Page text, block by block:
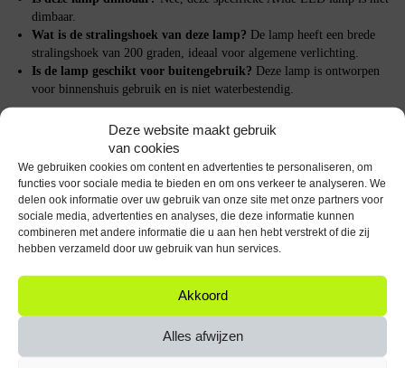
Deze website maakt gebruik
van cookies
We gebruiken cookies om content en advertenties te personaliseren, om
functies voor sociale media te bieden en om ons verkeer te analyseren. We
delen ook informatie over uw gebruik van onze site met onze partners voor
sociale media, advertenties en analyses, die deze informatie kunnen
combineren met andere informatie die u aan hen hebt verstrekt of die zij
hebben verzameld door uw gebruik van hun services.
Akkoord
Alles afwijzen
dimbaar.
Wat is de stralingshoek van deze lamp? De lamp heeft een brede
stralingshoek van 200 graden, ideaal voor algemene verlichting.
Is de lamp geschikt voor buitengebruik? Deze lamp is ontworpen
voor binnenshuis gebruik en is niet waterbestendig.
Belangrijke specificaties
Fitting: E27
Vermogen: 13W
Lichtopbrengst: 1521 lumen
Kleurtemperatuur: 2700K (Extra Warm Wit)
Vorm: Globe A60
Levensduur: 15.000 uur